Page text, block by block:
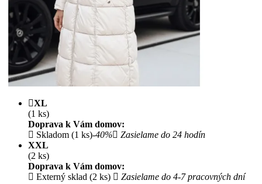
XL
(1 ks)
Doprava k Vám domov:
Skladom (1 ks)-40%
Zasielame do 24 hodín
XXL
(2 ks)
Doprava k Vám domov:
Externý sklad (2 ks)
Zasielame do 4-7 pracovných dní